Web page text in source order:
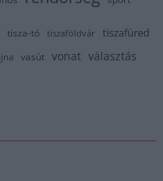
tisza-tó tiszaföldvár tiszafüred
vasút vonat választás